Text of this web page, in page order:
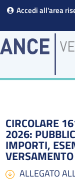
Vai
contenuto
Accedi all'area
CIRCOLARE
2026:
IMPORTI,
VERSAMENTO
ALLEGATO